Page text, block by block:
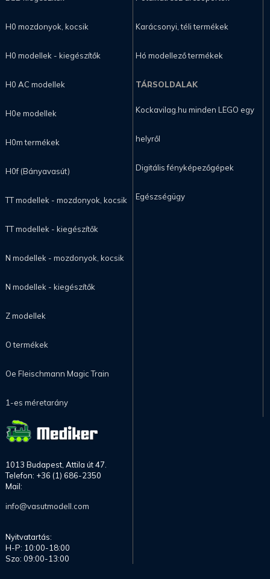
H0 mozdonyok, kocsik
H0 modellek - kiegészítők
H0 AC modellek
H0e modellek
H0m termékek
H0f (Bányavasút)
TT modellek - mozdonyok, kocsik
TT modellek - kiegészítők
N modellek - mozdonyok, kocsik
N modellek - kiegészítők
Z modellek
O termékek
Oe Fleischmann Magic Train
1-es méretarány
Karácsonyi, téli termékek
Hó modellező termékek
TÁRSOLDALAK
Kockavilag.hu minden LEGO egy
helyről
Digitális fényképezőgépek
Egészségügy
1013 Budapest, Attila út 47.
Telefon: +36 (1) 686-2350
Mail:
info@vasutmodell.com
Nyitvatartás:
H-P: 10:00-18:00
Szo: 09:00-13:00